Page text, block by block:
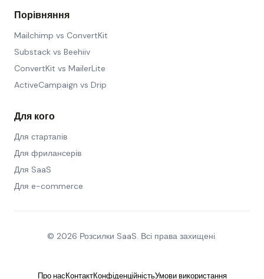
Порівняння
Mailchimp vs ConvertKit
Substack vs Beehiiv
ConvertKit vs MailerLite
ActiveCampaign vs Drip
Для кого
Для стартапів
Для фрилансерів
Для SaaS
Для e-commerce
© 2026 Розсилки SaaS. Всі права захищені.
Про насКонтактКонфіденційністьУмови використання